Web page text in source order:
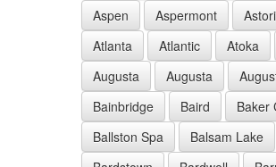
Aspen
Aspermont
Atlanta
Atlantic Atoka
Augusta
Augusta
Bainbridge
Baird Baker
Ballston Spa
Balsam Lake